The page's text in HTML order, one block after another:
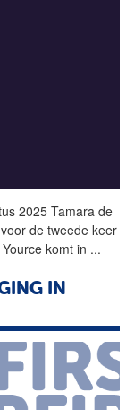
2025 Tamara de
de tweede keer
Yource komt in ...
IN